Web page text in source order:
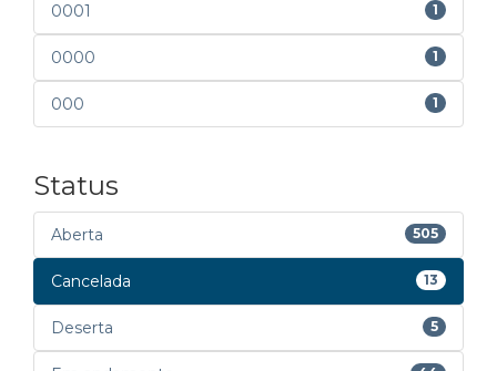
0001 1
0000 1
000 1
Status
Aberta 505
Cancelada 13
Deserta 5